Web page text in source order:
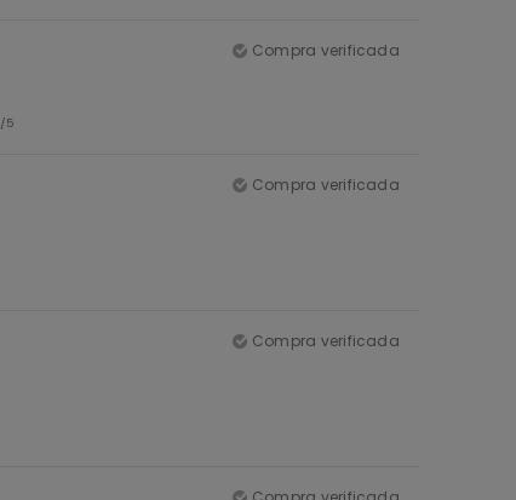
Compra verificada
/5
Compra verificada
Compra verificada